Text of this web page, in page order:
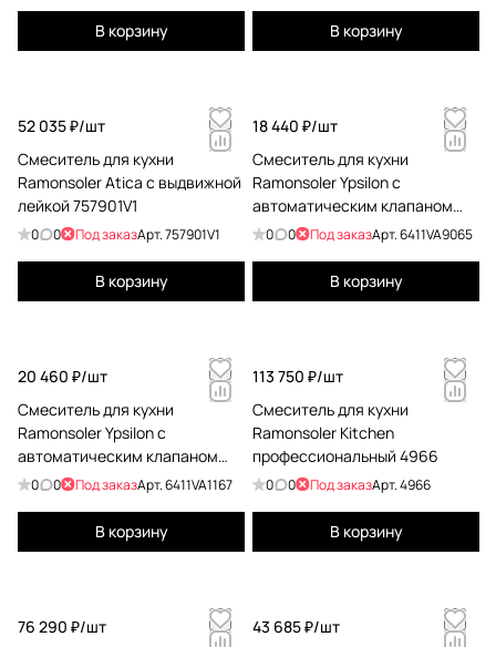
В корзину В корзину
52 035 ₽/шт
Смеситель для кухни
Ramonsoler Atica с выдвижной
лейкой 757901V1
0 0 Под заказАрт.757901V1
В корзину
18 440 ₽/шт
Смеситель для кухни
Ramonsoler Ypsilon с
автоматическим клапаном
plus 6411VA9065
0 0 Под заказАрт.6411VA9065
В корзину
20 460 ₽/шт
Смеситель для кухни
Ramonsoler Ypsilon с
автоматическим клапаном
plus 6411VA1167
0 0 Под заказАрт.6411VA1167
В корзину
113 750 ₽/шт
Смеситель для кухни
Ramonsoler Kitchen
профессиональный 4966
0 0 Под заказАрт.4966
В корзину
76 290 ₽/шт
43 685 ₽/шт